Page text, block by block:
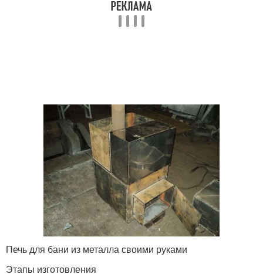
Печь для бани из металла своими руками
Этапы изготовления